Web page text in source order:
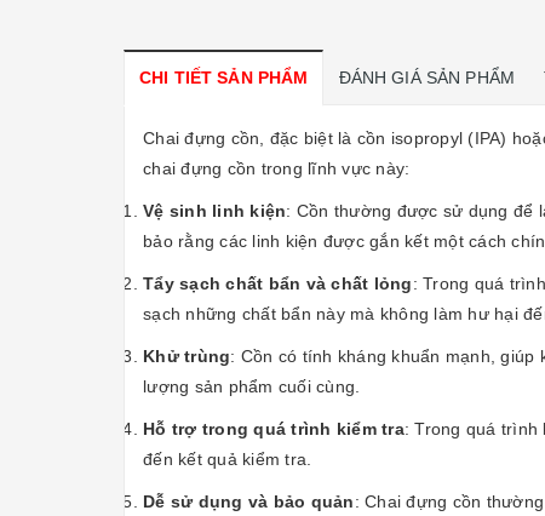
CHI TIẾT SẢN PHẨM ĐÁNH GIÁ SẢN PHẨM
Chai đựng cồn, đặc biệt là cồn isopropyl (IPA)
chai đựng cồn trong lĩnh vực này:
Vệ sinh linh kiện: Cồn thường được sử dụng để
bảo rằng các linh kiện được gắn kết một cách
Tẩy sạch chất bẩn và chất lỏng: Trong quá
sạch những chất bẩn này mà không làm hư hại
Khử trùng: Cồn có tính kháng khuẩn mạnh,
lượng sản phẩm cuối cùng.
Hỗ trợ trong quá trình kiểm tra: Trong quá trình
đến kết quả kiểm tra.
Dễ sử dụng và bảo quản: Chai đựng cồn